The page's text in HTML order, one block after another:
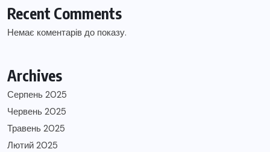
Recent Comments
Немає коментарів до показу.
Archives
Серпень 2025
Червень 2025
Травень 2025
Лютий 2025